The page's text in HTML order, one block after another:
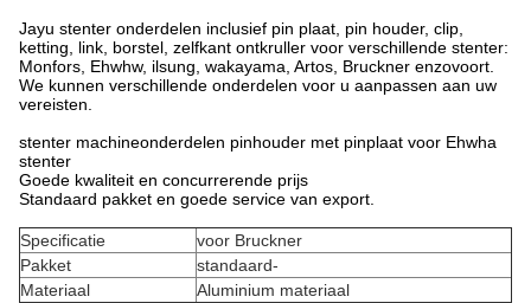
Jayu stenter onderdelen inclusief pin plaat, pin houder, clip,
ketting, link, borstel, zelfkant ontkruller voor verschillende stenter:
Monfors, Ehwhw, ilsung, wakayama, Artos, Bruckner enzovoort.
We kunnen verschillende onderdelen voor u aanpassen aan uw
vereisten.
stenter machineonderdelen pinhouder met pinplaat voor Ehwha
stenter
Goede kwaliteit en concurrerende prijs
Standaard pakket en goede service van export.
Specificatie
voor Bruckner
Pakket
standaard-
Materiaal
Aluminium materiaal